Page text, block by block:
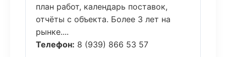
план работ, календарь поставок,
отчёты с объекта. Более 3 лет на
рынке....
Телефон: 8 (939) 866 53 57